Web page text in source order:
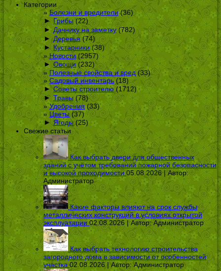
Категории
Болезни и вредители(36)
► Грибы(22)
► Дачнику на заметку(782)
► Деревья (74)
► Кустарники (38)
Новости(2957)
► Овощи (232)
Полезные свойства и вред(33)
Садовый инвентарь(18)
► Советы строителю (1712)
► Травы (78)
Удобрения(33)
Цветы(37)
► Ягоды(25)
Свежие статьи
Как выбрать двери для общественных
зданий с учётом требований пожарной безопасности
и высокой проходимости 05.08.2026 | Автор:
Администратор
Какие факторы влияют на срок службы
металлических конструкций в условиях открытой
эксплуатации 02.08.2026 | Автор:Администратор
Как выбрать технологию строительства
загородного дома в зависимости от особенностей
участка 02.08.2026 | Автор:Администратор